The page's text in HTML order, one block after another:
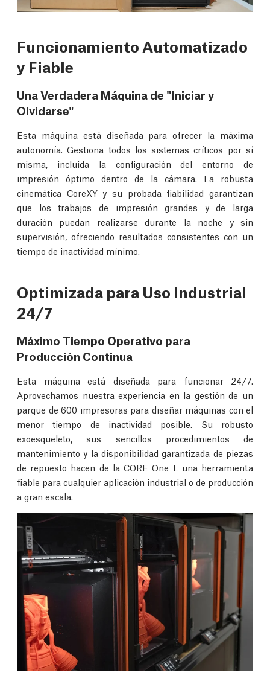
Funcionamiento Automatizado
y Fiable
Una Verdadera Máquina de "Iniciar y
Olvidarse"
Esta máquina está diseñada para ofrecer la máxima
autonomía. Gestiona todos los sistemas críticos por sí
misma, incluida la configuración del entorno de
impresión óptimo dentro de la cámara. La robusta
cinemática CoreXY y su probada fiabilidad garantizan
que los trabajos de impresión grandes y de larga
duración puedan realizarse durante la noche y sin
supervisión, ofreciendo resultados consistentes con un
tiempo de inactividad mínimo.
Optimizada para Uso Industrial
24/7
Máximo Tiempo Operativo para
Producción Continua
Esta máquina está diseñada para funcionar 24/7.
Aprovechamos nuestra experiencia en la gestión de un
parque de 600 impresoras para diseñar máquinas con el
menor tiempo de inactividad posible. Su robusto
exoesqueleto, sus sencillos procedimientos de
mantenimiento y la disponibilidad garantizada de piezas
de repuesto hacen de la CORE One L una herramienta
fiable para cualquier aplicación industrial o de producción
a gran escala.